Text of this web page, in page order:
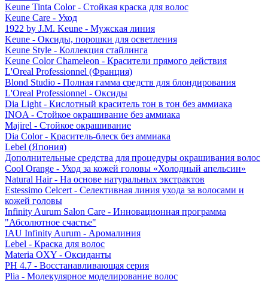
Keune Tinta Color - Стойкая краска для волос
Keune Care - Уход
1922 by J.M. Keune - Мужская линия
Keune - Оксиды, порошки для осветления
Keune Style - Коллекция стайлинга
Keune Color Chameleon - Красители прямого действия
L'Oreal Professionnel (Франция)
Blond Studio - Полная гамма средств для блондирования
L'Oreal Professionnel - Оксиды
Dia Light - Кислотный краситель тон в тон без аммиака
INOA - Стойкое окрашивание без аммиака
Majirel - Стойкое окрашивание
Dia Color - Краситель-блеск без аммиака
Lebel (Япония)
Дополнительные средства для процедуры окрашивания волос
Cool Orange - Уход за кожей головы «Холодный апельсин»
Natural Hair - На основе натуральных экстрактов
Estessimo Celcert - Селективная линия ухода за волосами и
кожей головы
Infinity Aurum Salon Care - Инновационная программа
"Абсолютное счастье"
IAU Infinity Aurum - Аромалиния
Lebel - Краска для волос
Materia OXY - Оксиданты
PH 4.7 - Восстанавливающая серия
Plia - Молекулярное моделирование волос